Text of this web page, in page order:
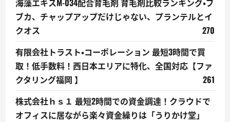
海藻エキスM-034配合育毛剤 育毛剤比較ランキング・ブ
ブカ、チャップアップだけじゃない、プランテルとイ
クオス
270
有限会社トラスト・コーポレーション 最短3時間で買
取！低手数料！西日本エリアに特化、全国対応【ファ
クタリング福岡 】
261
株式会社ｈｓ１ 最短2時間での資金調達！クラウドで
オフィスに居ながら楽々資金繰りは「うりかけ堂」